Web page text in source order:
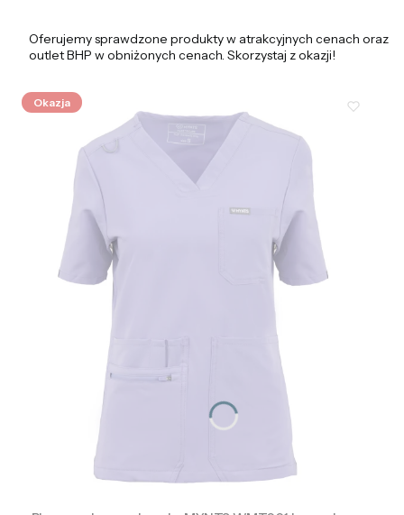
Oferujemy sprawdzone produkty w atrakcyjnych cenach oraz
outlet BHP w obniżonych cenach. Skorzystaj z okazji!
Okazja